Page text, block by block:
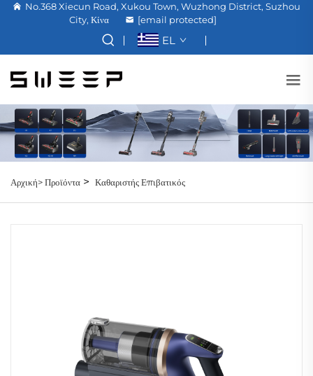
No.368 Xiecun Road, Xukou Town, Wuzhong District, Suzhou
City, Κίνα
[email protected]
EL
Αρχική>Προϊόντα > Καθαριστής Επιβατικός